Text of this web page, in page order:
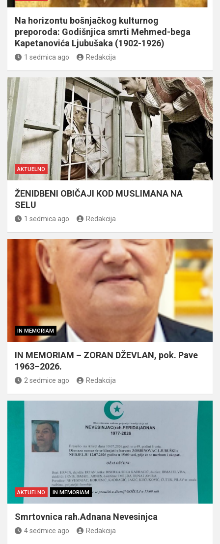
Na horizontu bošnjačkog kulturnog
preporoda: Godišnjica smrti Mehmed-bega
Kapetanovića Ljubušaka (1902-1926)
1 sedmica ago Redakcija
AKTUELNO
ŽENIDBENI OBIČAJI KOD MUSLIMANA NA
SELU
1 sedmica ago Redakcija
IN MEMORIAM
IN MEMORIAM – ZORAN DŽEVLAN, pok. Pave
1963–2026.
2 sedmice ago Redakcija
AKTUELNO IN MEMORIAM
Smrtovnica rah.Adnana Nevesinjca
4 sedmice ago Redakcija